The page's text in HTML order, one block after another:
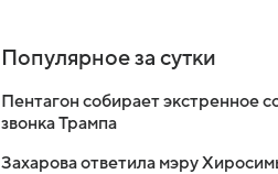
Популярное за сутки
Пентагон собирает экстренное
звонка Трампа
Захарова ответила мэру